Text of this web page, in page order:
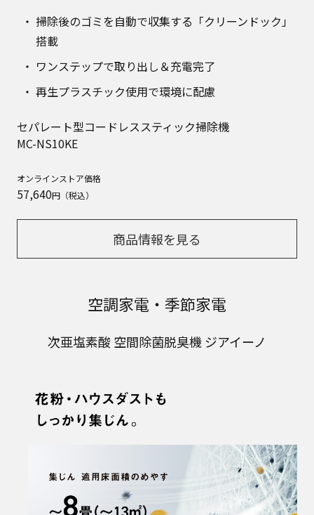
掃除後のゴミを自動で収集する「クリーンドック」
搭載
ワンステップで取り出し＆充電完了
再生プラスチック使用で環境に配慮
セパレート型コードレススティック掃除機
MC-NS10KE
オンラインストア価格
57,640円（税込）
商品情報を見る
空調家電・季節家電
次亜塩素酸 空間除菌脱臭機 ジアイーノ